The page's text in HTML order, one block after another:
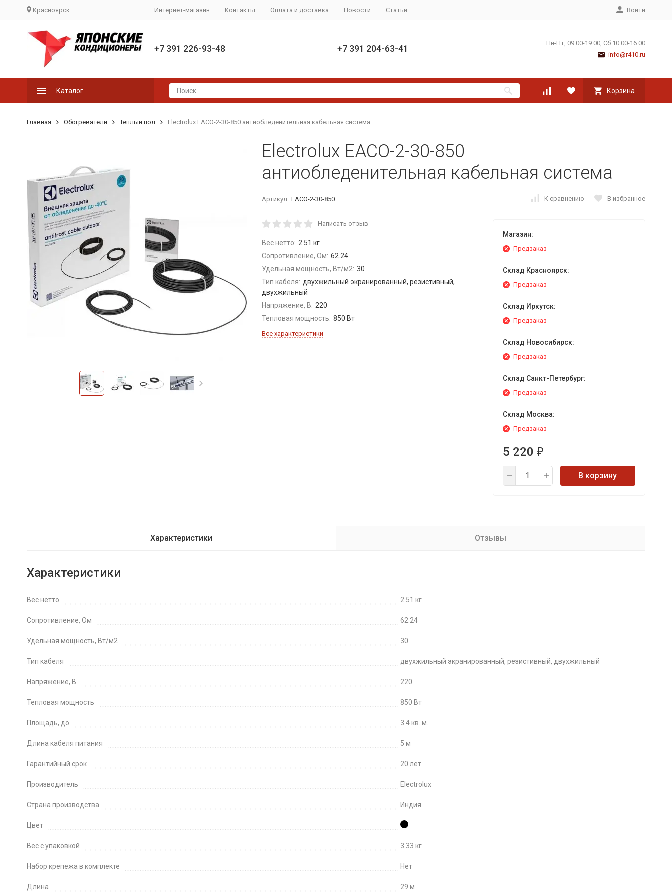
Красноярск Интернет-магазин Контакты Оплата и доставка Новости Статьи Войти
+7 391 226-93-48 +7 391 204-63-41
Пн-Пт, 09:00-19:00, Сб 10:00-16:00
info@r410.ru
Каталог Корзина
Главная Обогреватели Теплый пол Electrolux EACO-2-30-850 антиобледенительная кабельная система
Electrolux EACO-2-30-850
антиобледенительная кабельная система
Артикул: EACO-2-30-850 К сравнению В избранное
Написать отзыв
Вес нетто: 2.51 кг
Сопротивление, Ом: 62.24
Удельная мощность, Вт/м2: 30
Тип кабеля: двухжильный экранированный, резистивный,
двухжильный
Напряжение, В: 220
Тепловая мощность: 850 Вт
Все характеристики
Магазин:
Предзаказ
Склад Красноярск:
Предзаказ
Склад Иркутск:
Предзаказ
Склад Новосибирск:
Предзаказ
Склад Санкт-Петербург:
Предзаказ
Склад Москва:
Предзаказ
5 220 ₽
В корзину
Характеристики Отзывы
Характеристики
Вес нетто 2.51 кг
Сопротивление, Ом 62.24
Удельная мощность, Вт/м2 30
Тип кабеля двухжильный экранированный, резистивный, двухжильный
Напряжение, В 220
Тепловая мощность 850 Вт
Площадь, до 3.4 кв. м.
Длина кабеля питания 5 м
Гарантийный срок 20 лет
Производитель Electrolux
Страна производства Индия
Цвет
Вес с упаковкой 3.33 кг
Набор крепежа в комплекте Нет
Длина 29 м